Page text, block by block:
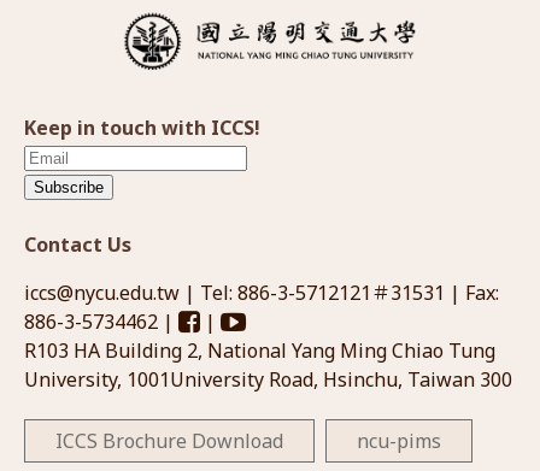
Keep in touch with ICCS!
Subscribe
Contact Us
iccs@nycu.edu.tw | Tel: 886-3-5712121＃31531 | Fax:
886-3-5734462 |
|
R103 HA Building 2, National Yang Ming Chiao Tung
University, 1001University Road, Hsinchu, Taiwan 300
ICCS Brochure Download ncu-pims